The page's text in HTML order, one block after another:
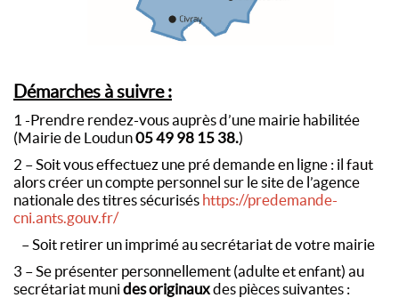
Démarches à suivre :
1 -Prendre rendez-vous auprès d’une mairie habilitée
(Mairie de Loudun05 49 98 15 38.)
2 – Soit vous effectuez une pré demande en ligne : il faut
alors créer un compte personnel sur le site de l’agence
nationale des titres sécurisés https://predemande-
cni.ants.gouv.fr/
– Soit retirer un imprimé au secrétariat de votre mairie
3 – Se présenter personnellement (adulte et enfant) au
secrétariat munides originauxdes pièces suivantes :